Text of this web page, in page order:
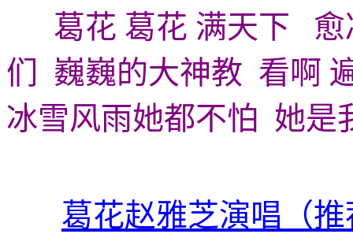
葛花 葛花 满天下 愈
们 巍巍的大神教 看啊
冰雪风雨她都不怕 她是
葛花赵雅芝演唱（